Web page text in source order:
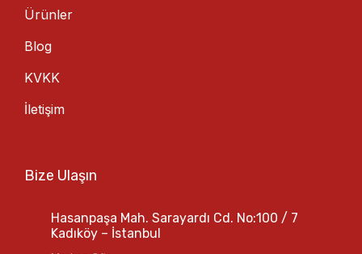
Ürünler
Blog
KVKK
İletişim
Bize Ulaşın
Hasanpaşa Mah. Sarayardı Cd. No:100 / 7
Kadıköy – İstanbul